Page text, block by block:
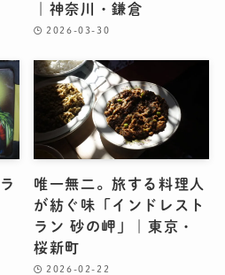
｜神奈川・鎌倉
2026-03-30
唯一無二。旅する料理人
が紡ぐ味「インドレスト
ラン 砂の岬」｜東京・
桜新町
2026-02-22